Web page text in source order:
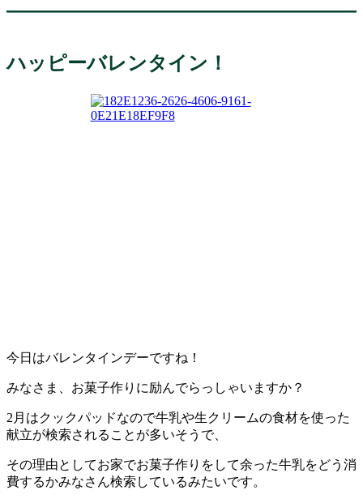
ハッピーバレンタイン！
今日はバレンタインデーですね！
みなさま、お菓子作りに励んでらっしゃいますか？
2月はクックパッドなので牛乳や生クリームの食材を使った
献立が検索されることが多いそうで、
その理由としてお家でお菓子作りをして余った牛乳をどう消
費するかみなさん検索しているみたいです。